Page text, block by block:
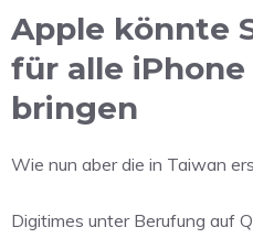
Apple könnte
für alle iPhone
bringen
Wie nun aber die in Taiwan
Digitimes unter Berufung auf